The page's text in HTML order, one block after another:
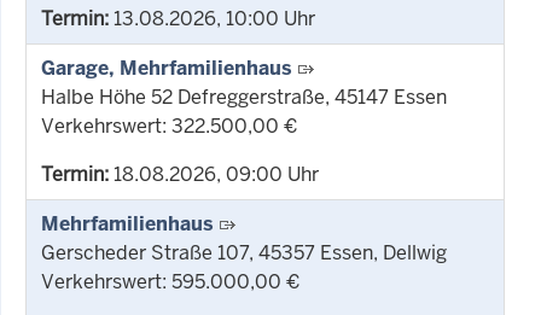
Termin:13.08.2026, 10:00 Uhr
Garage, Mehrfamilienhaus
Halbe Höhe 52 Defreggerstraße, 45147 Essen
Verkehrswert: 322.500,00 €
Termin:18.08.2026, 09:00 Uhr
Mehrfamilienhaus
Gerscheder Straße 107, 45357 Essen, Dellwig
Verkehrswert: 595.000,00 €